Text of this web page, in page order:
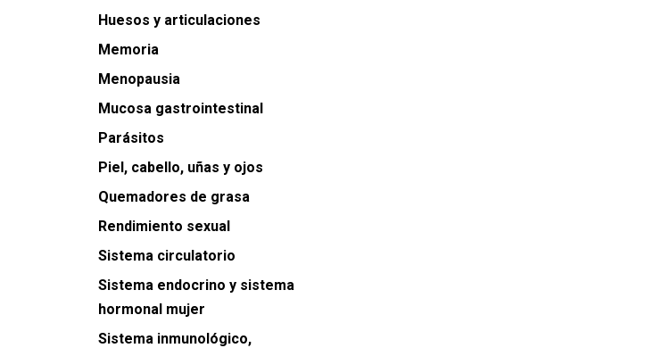
Huesos y articulaciones
Memoria
Menopausia
Mucosa gastrointestinal
Parásitos
Piel, cabello, uñas y ojos
Quemadores de grasa
Rendimiento sexual
Sistema circulatorio
Sistema endocrino y sistema
hormonal mujer
Sistema inmunológico,